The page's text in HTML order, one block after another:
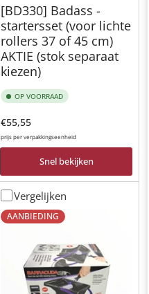
[BD330] Badass -
startersset (voor lichte
rollers 37 of 45 cm)
AKTIE (stok separaat
kiezen)
OP VOORRAAD
Normale
prijs
€55,55
prijs per verpakkingseenheid
Snel bekijken
Vergelijken
AANBIEDING